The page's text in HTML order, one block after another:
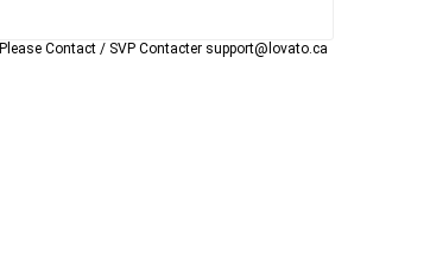
Please Contact / SVP Contacter support@lovato.ca